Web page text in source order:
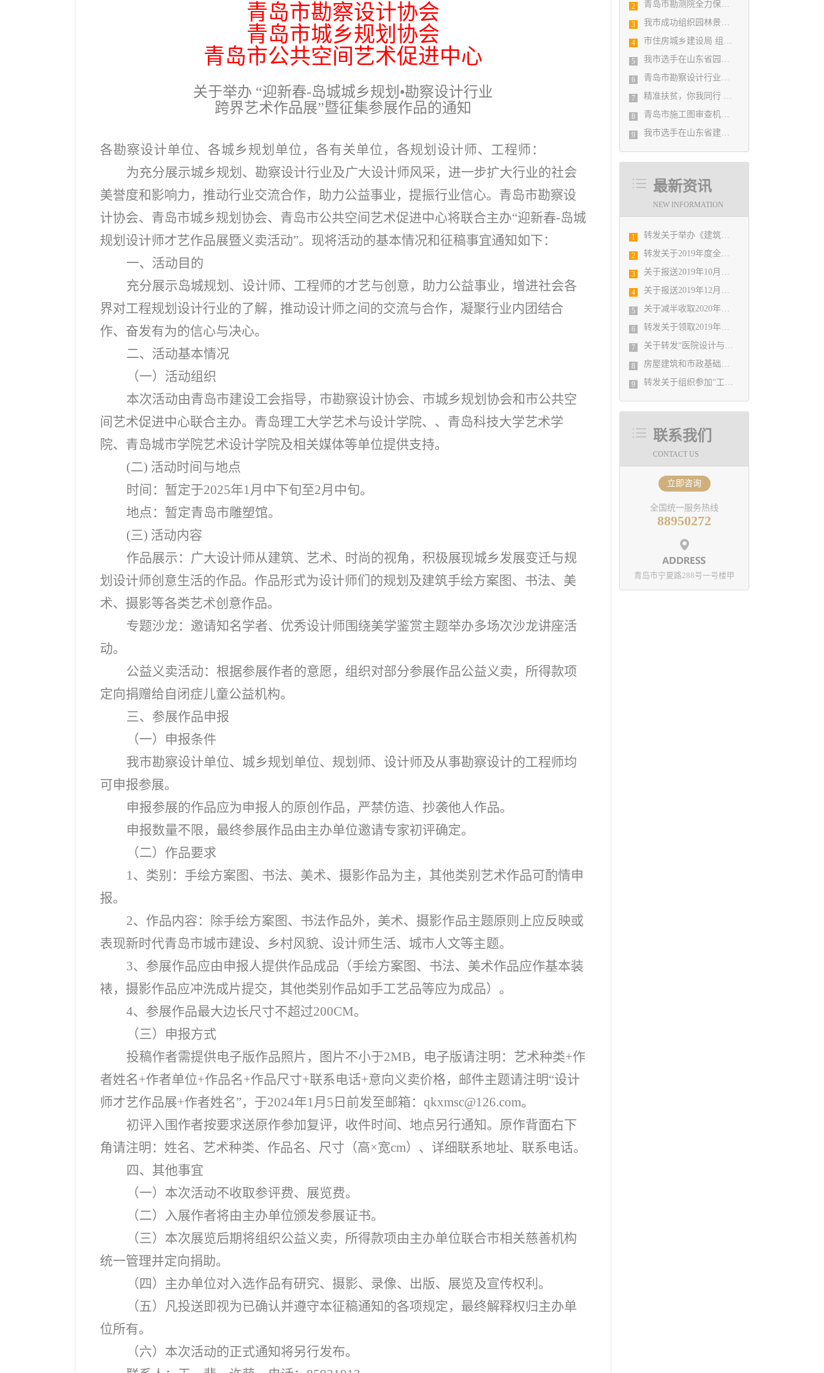
2 青岛市勘测院全力保障自然灾害普查区县级质检汇交工作
3 我市成功组织园林景观设计创意职业技能竞赛
4 市住房城乡建设局 组织设计人员能力提升培训会
5 我市选手在山东省园林景观设计创意职业技能竞赛中勇夺佳绩
6 青岛市勘察设计行业民事纠纷调解协调中心正式揭牌成立
7 精准扶贫，你我同行 ——协会荣获全市2018年度脱贫攻坚和扶贫协作先进集体
8 青岛市施工图审查机构第八次联席会议成功举办
9 我市选手在山东省建筑设计BIM技术应用技能竞赛取得佳绩
最新资讯
NEW INFORMATION
1 转发关于举办《建筑电气与智能化通用规范》 GB55024-2022公益宣贯的通知
2 转发关于2019年度全国勘察设计注册工程师执业资格考试工作有关问题的通知
3 关于报送2019年10月份勘察设计经济形势月报有关工作的通知
4 关于报送2019年12月份勘察设计经济形势月报有关工作的通知
5 关于减半收取2020年度会费的决定
6 转发关于领取2019年度山东省建筑信息模型（BIM）技术应用大赛获奖证书的通知
7 关于转发“医院设计与建造论坛”的通知
8 房屋建筑和市政基础设施工程施工图审查办理服务指南
9 转发关于组织参加“工程勘察专题”大师讲堂的通知
联系我们
CONTACT US
立即咨询
全国统一服务热线
88950272
青岛市宁夏路288号一号楼甲
青岛市勘察设计协会
青岛市城乡规划协会
青岛市公共空间艺术促进中心
关于举办 “迎新春-岛城城乡规划 •勘察设计行业
跨界艺术作品展”暨征集参展作品的通知
各勘察设计单位、各城乡规划单位，各有关单位，各规划设计师、工程师：
为充分展示城乡规划、勘察设计行业及广大设计师风采，进一步扩大行业的社会
美誉度和影响力，推动行业交流合作，助力公益事业，提振行业信心。青岛市勘察设
计协会、青岛市城乡规划协会、青岛市公共空间艺术促进中心将联合主办“迎新春-岛城
规划设计师才艺作品展暨义卖活动”。现将活动的基本情况和征稿事宜通知如下：
一、活动目的
充分展示岛城规划、设计师、工程师的才艺与创意，助力公益事业，增进社会各
界对工程规划设计行业的了解，推动设计师之间的交流与合作，凝聚行业内团结合
作、奋发有为的信心与决心。
二、活动基本情况
（一）活动组织
本次活动由青岛市建设工会指导，市勘察设计协会、市城乡规划协会和市公共空
间艺术促进中心联合主办。青岛理工大学艺术与设计学院、、青岛科技大学艺术学
院、青岛城市学院艺术设计学院及相关媒体等单位提供支持。
(二) 活动时间与地点
时间：暂定于2025年1月中下旬至2月中旬。
地点：暂定青岛市雕塑馆。
(三) 活动内容
作品展示：广大设计师从建筑、艺术、时尚的视角，积极展现城乡发展变迁与规
划设计师创意生活的作品。作品形式为设计师们的规划及建筑手绘方案图、书法、美
术、摄影等各类艺术创意作品。
专题沙龙：邀请知名学者、优秀设计师围绕美学鉴赏主题举办多场次沙龙讲座活
动。
公益义卖活动：根据参展作者的意愿，组织对部分参展作品公益义卖，所得款项
定向捐赠给自闭症儿童公益机构。
三、参展作品申报
（一）申报条件
我市勘察设计单位、城乡规划单位、规划师、设计师及从事勘察设计的工程师均
可申报参展。
申报参展的作品应为申报人的原创作品，严禁仿造、抄袭他人作品。
申报数量不限，最终参展作品由主办单位邀请专家初评确定。
（二）作品要求
1、类别：手绘方案图、书法、美术、摄影作品为主，其他类别艺术作品可酌情申
报。
2、作品内容：除手绘方案图、书法作品外，美术、摄影作品主题原则上应反映或
表现新时代青岛市城市建设、乡村风貌、设计师生活、城市人文等主题。
3、参展作品应由申报人提供作品成品（手绘方案图、书法、美术作品应作基本装
裱，摄影作品应冲洗成片提交，其他类别作品如手工艺品等应为成品）。
4、参展作品最大边长尺寸不超过200CM。
（三）申报方式
投稿作者需提供电子版作品照片，图片不小于2MB，电子版请注明：艺术种类+作
者姓名+作者单位+作品名+作品尺寸+联系电话+意向义卖价格，邮件主题请注明“设计
师才艺作品展+作者姓名”，于2024年1月5日前发至邮箱：qkxmsc@126.com。
初评入围作者按要求送原作参加复评，收件时间、地点另行通知。原作背面右下
角请注明：姓名、艺术种类、作品名、尺寸（高×宽cm）、详细联系地址、联系电话。
四、其他事宜
（一）本次活动不收取参评费、展览费。
（二）入展作者将由主办单位颁发参展证书。
（三）本次展览后期将组织公益义卖，所得款项由主办单位联合市相关慈善机构
统一管理并定向捐助。
（四）主办单位对入选作品有研究、摄影、录像、出版、展览及宣传权利。
（五）凡投送即视为已确认并遵守本征稿通知的各项规定，最终解释权归主办单
位所有。
（六）本次活动的正式通知将另行发布。